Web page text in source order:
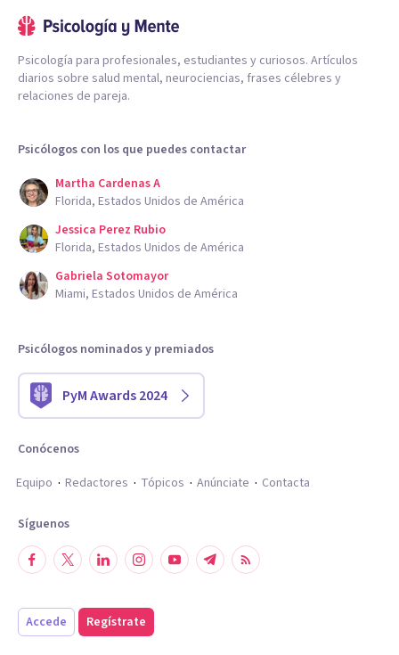
Psicología para profesionales, estudiantes y curiosos. Artículos
diarios sobre salud mental, neurociencias, frases célebres y
relaciones de pareja.
Psicólogos con los que puedes contactar
Martha Cardenas A
Florida, Estados Unidos de América
Jessica Perez Rubio
Florida, Estados Unidos de América
Gabriela Sotomayor
Miami, Estados Unidos de América
Psicólogos nominados y premiados
PyM Awards 2024
Conócenos
Equipo
Redactores Tópicos Anúnciate Contacta
Síguenos
Accede Regístrate